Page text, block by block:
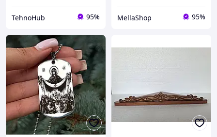
TehnoHub 95% MellaShop 95%